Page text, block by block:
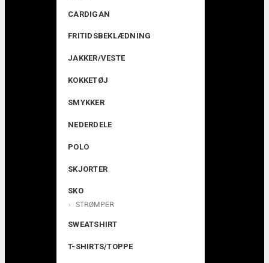
CARDIGAN
FRITIDSBEKLÆDNING
JAKKER/VESTE
KOKKETØJ
SMYKKER
NEDERDELE
POLO
SKJORTER
SKO
STRØMPER
SWEATSHIRT
T-SHIRTS/TOPPE